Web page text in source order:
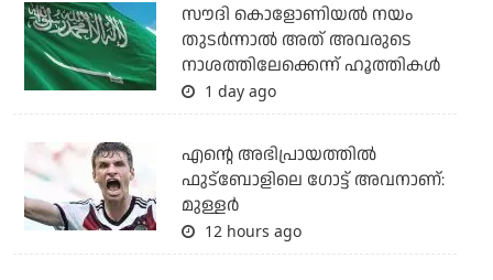
സൗദി കൊളോണിയല്‍ നയം
തുടര്‍ന്നാല്‍ അത് അവരുടെ
നാശത്തിലേക്കെന്ന് ഹൂത്തികള്‍
1 day ago
എന്റെ അഭിപ്രായത്തില്‍
ഫുട്‌ബോളിലെ ഗോട്ട് അവനാണ്:
മുള്ളര്‍
12 hours ago